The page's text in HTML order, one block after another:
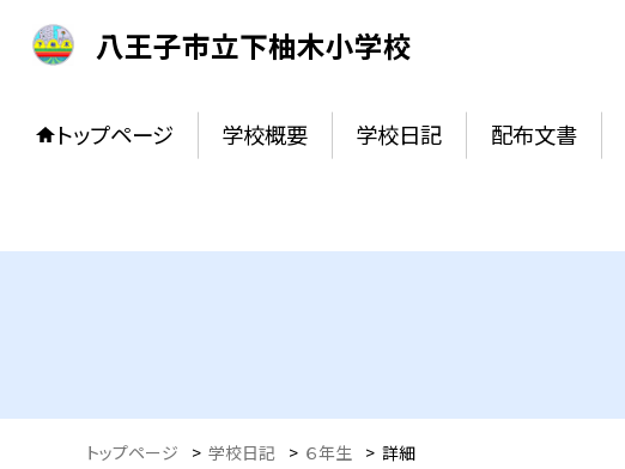
八王子市立下柚木小学校
トップページ 学校概要 学校日記 配布文書
トップページ > 学校日記 > ６年生 > 詳細